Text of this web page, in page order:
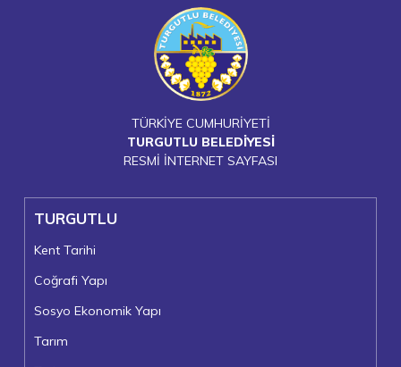
TÜRKİYE CUMHURİYETİ
TURGUTLU BELEDİYESİ
RESMİ İNTERNET SAYFASI
TURGUTLU
Kent Tarihi
Coğrafi Yapı
Sosyo Ekonomik Yapı
Tarım